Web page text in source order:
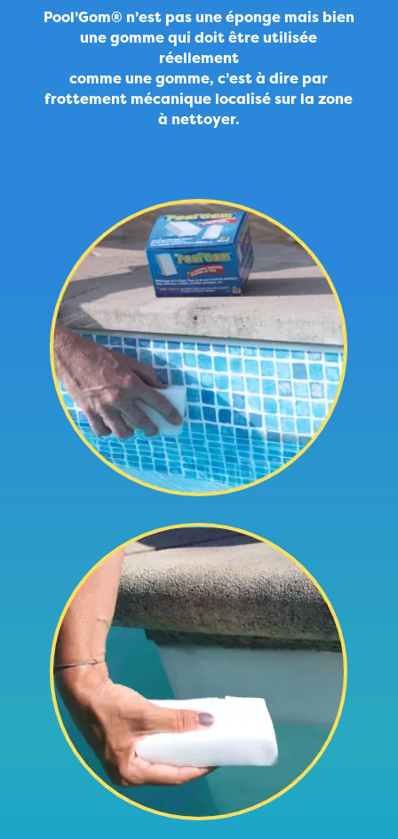
Pool’Gom® n’est pas une éponge mais bien
une gomme qui doit être utilisée
réellement
comme une gomme, c’est à dire par
frottement mécanique localisé sur la zone
à nettoyer.